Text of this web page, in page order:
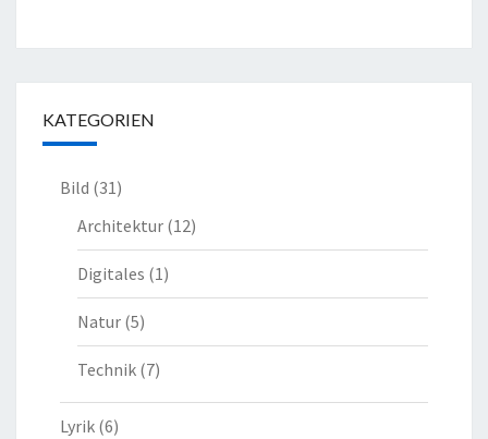
KATEGORIEN
Bild (31)
Architektur (12)
Digitales (1)
Natur (5)
Technik (7)
Lyrik (6)